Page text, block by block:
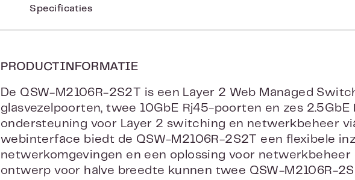
Specificaties
PRODUCTINFORMATIE
De QSW-M2106R-2S2T is een Layer 2 Web Managed
glasvezelpoorten, twee 10GbE Rj45-poorten en zes
ondersteuning voor Layer 2 switching en netwerkbeheer
webinterface biedt de QSW-M2106R-2S2T een flexibele
netwerkomgevingen en een oplossing voor netwerkbeheer
ontwerp voor halve breedte kunnen twee QSW-M2106R-